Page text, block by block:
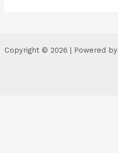
Copyright © 2026 | Powered by